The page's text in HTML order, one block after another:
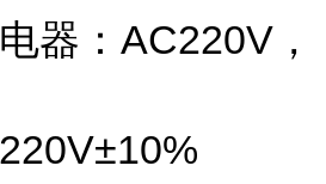
器： AC220V ，
220V±10%